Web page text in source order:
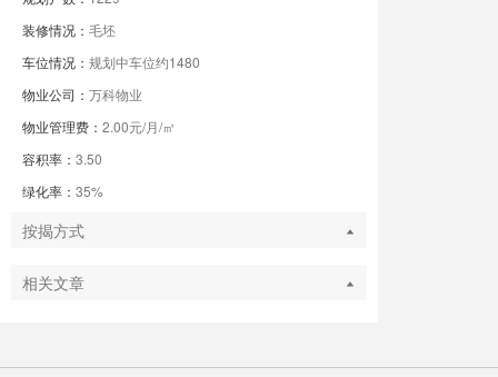
装修情况： 毛坯
车位情况： 规划中车位约1480
物业公司： 万科物业
物业管理费： 2.00元/月/㎡
容积率： 3.50
绿化率： 35%
按揭方式
相关文章